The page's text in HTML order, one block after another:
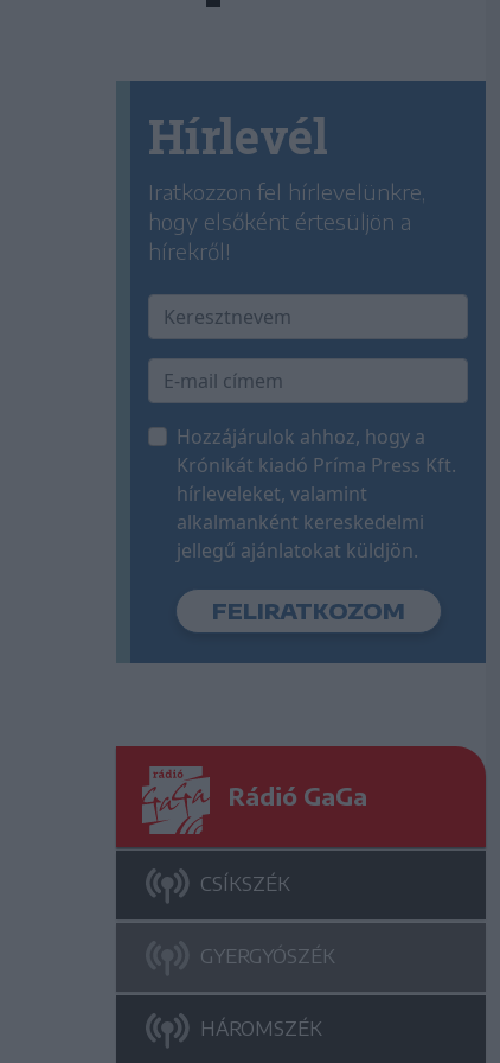
Hírlevél
Iratkozzon fel hírlevelünkre,
hogy elsőként értesüljön a
hírekről!
Hozzájárulok ahhoz, hogy a
Krónikát kiadó Príma Press Kft.
hírleveleket, valamint
alkalmanként kereskedelmi
jellegű ajánlatokat küldjön.
Rádió GaGa
CSÍKSZÉK
GYERGYÓSZÉK
HÁROMSZÉK